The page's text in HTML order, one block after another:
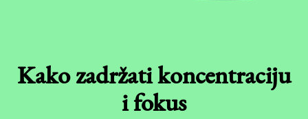
Kako zadržati koncentraciju
i fokus